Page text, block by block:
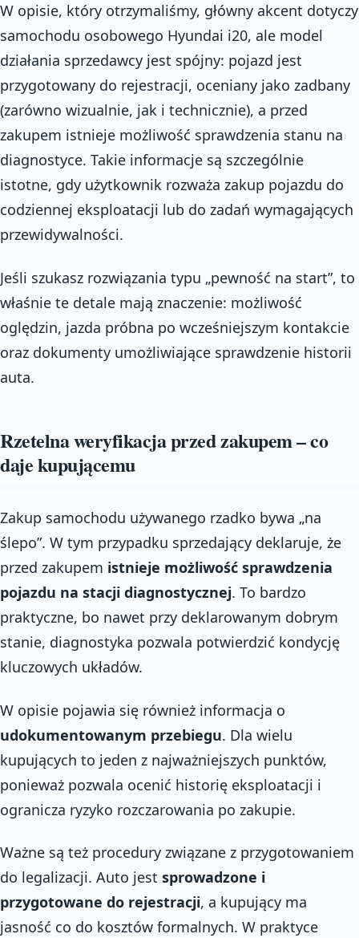
W opisie, który otrzymaliśmy, główny akcent dotyczy
samochodu osobowego Hyundai i20, ale model
działania sprzedawcy jest spójny: pojazd jest
przygotowany do rejestracji, oceniany jako zadbany
(zarówno wizualnie, jak i technicznie), a przed
zakupem istnieje możliwość sprawdzenia stanu na
diagnostyce. Takie informacje są szczególnie
istotne, gdy użytkownik rozważa zakup pojazdu do
codziennej eksploatacji lub do zadań wymagających
przewidywalności.
Jeśli szukasz rozwiązania typu „pewność na start”, to
właśnie te detale mają znaczenie: możliwość
oględzin, jazda próbna po wcześniejszym kontakcie
oraz dokumenty umożliwiające sprawdzenie historii
auta.
Rzetelna weryfikacja przed zakupem – co
daje kupującemu
Zakup samochodu używanego rzadko bywa „na
ślepo”. W tym przypadku sprzedający deklaruje, że
przed zakupem istnieje możliwość sprawdzenia
pojazdu na stacji diagnostycznej. To bardzo
praktyczne, bo nawet przy deklarowanym dobrym
stanie, diagnostyka pozwala potwierdzić kondycję
kluczowych układów.
W opisie pojawia się również informacja o
udokumentowanym przebiegu. Dla wielu
kupujących to jeden z najważniejszych punktów,
ponieważ pozwala ocenić historię eksploatacji i
ogranicza ryzyko rozczarowania po zakupie.
Ważne są też procedury związane z przygotowaniem
do legalizacji. Auto jest sprowadzone i
przygotowane do rejestracji, a kupujący ma
jasność co do kosztów formalnych. W praktyce